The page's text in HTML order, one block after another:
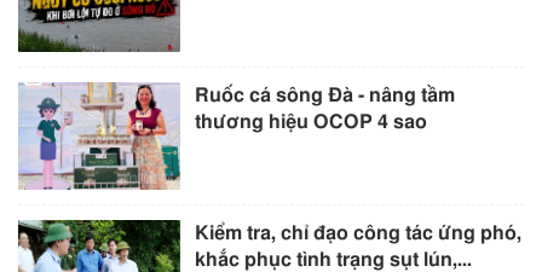
Ruốc cá sông Đà - nâng tầm
thương hiệu OCOP 4 sao
Kiểm tra, chỉ đạo công tác ứng phó,
khắc phục tình trạng sụt lún,...